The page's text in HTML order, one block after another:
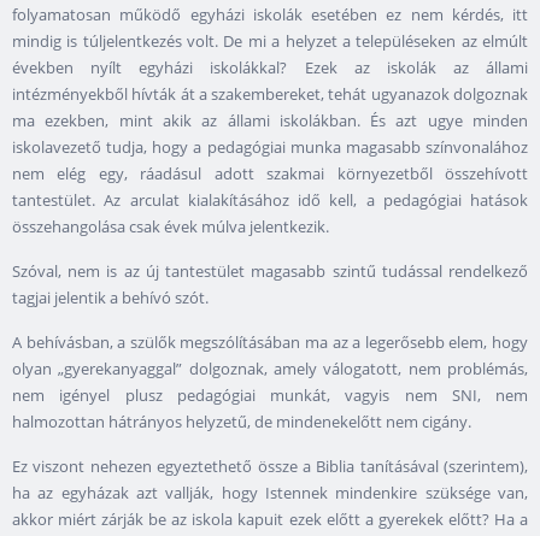
folyamatosan működő egyházi iskolák esetében ez nem kérdés, itt
mindig is túljelentkezés volt. De mi a helyzet a településeken az elmúlt
években nyílt egyházi iskolákkal? Ezek az iskolák az állami
intézményekből hívták át a szakembereket, tehát ugyanazok dolgoznak
ma ezekben, mint akik az állami iskolákban. És azt ugye minden
iskolavezető tudja, hogy a pedagógiai munka magasabb színvonalához
nem elég egy, ráadásul adott szakmai környezetből összehívott
tantestület. Az arculat kialakításához idő kell, a pedagógiai hatások
összehangolása csak évek múlva jelentkezik.
Szóval, nem is az új tantestület magasabb szintű tudással rendelkező
tagjai jelentik a behívó szót.
A behívásban, a szülők megszólításában ma az a legerősebb elem, hogy
olyan „gyerekanyaggal” dolgoznak, amely válogatott, nem problémás,
nem igényel plusz pedagógiai munkát, vagyis nem SNI, nem
halmozottan hátrányos helyzetű, de mindenekelőtt nem cigány.
Ez viszont nehezen egyeztethető össze a Biblia tanításával (szerintem),
ha az egyházak azt vallják, hogy Istennek mindenkire szüksége van,
akkor miért zárják be az iskola kapuit ezek előtt a gyerekek előtt? Ha a